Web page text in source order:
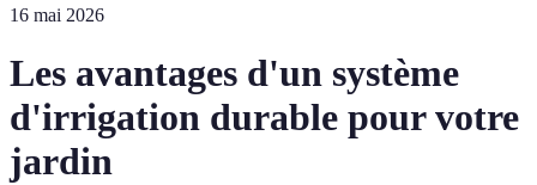
16 mai 2026
Les avantages d'un système
d'irrigation durable pour votre
jardin